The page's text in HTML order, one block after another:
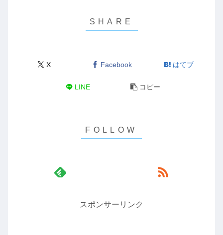
X Facebook はてブ
LINE コピー
スポンサーリンク